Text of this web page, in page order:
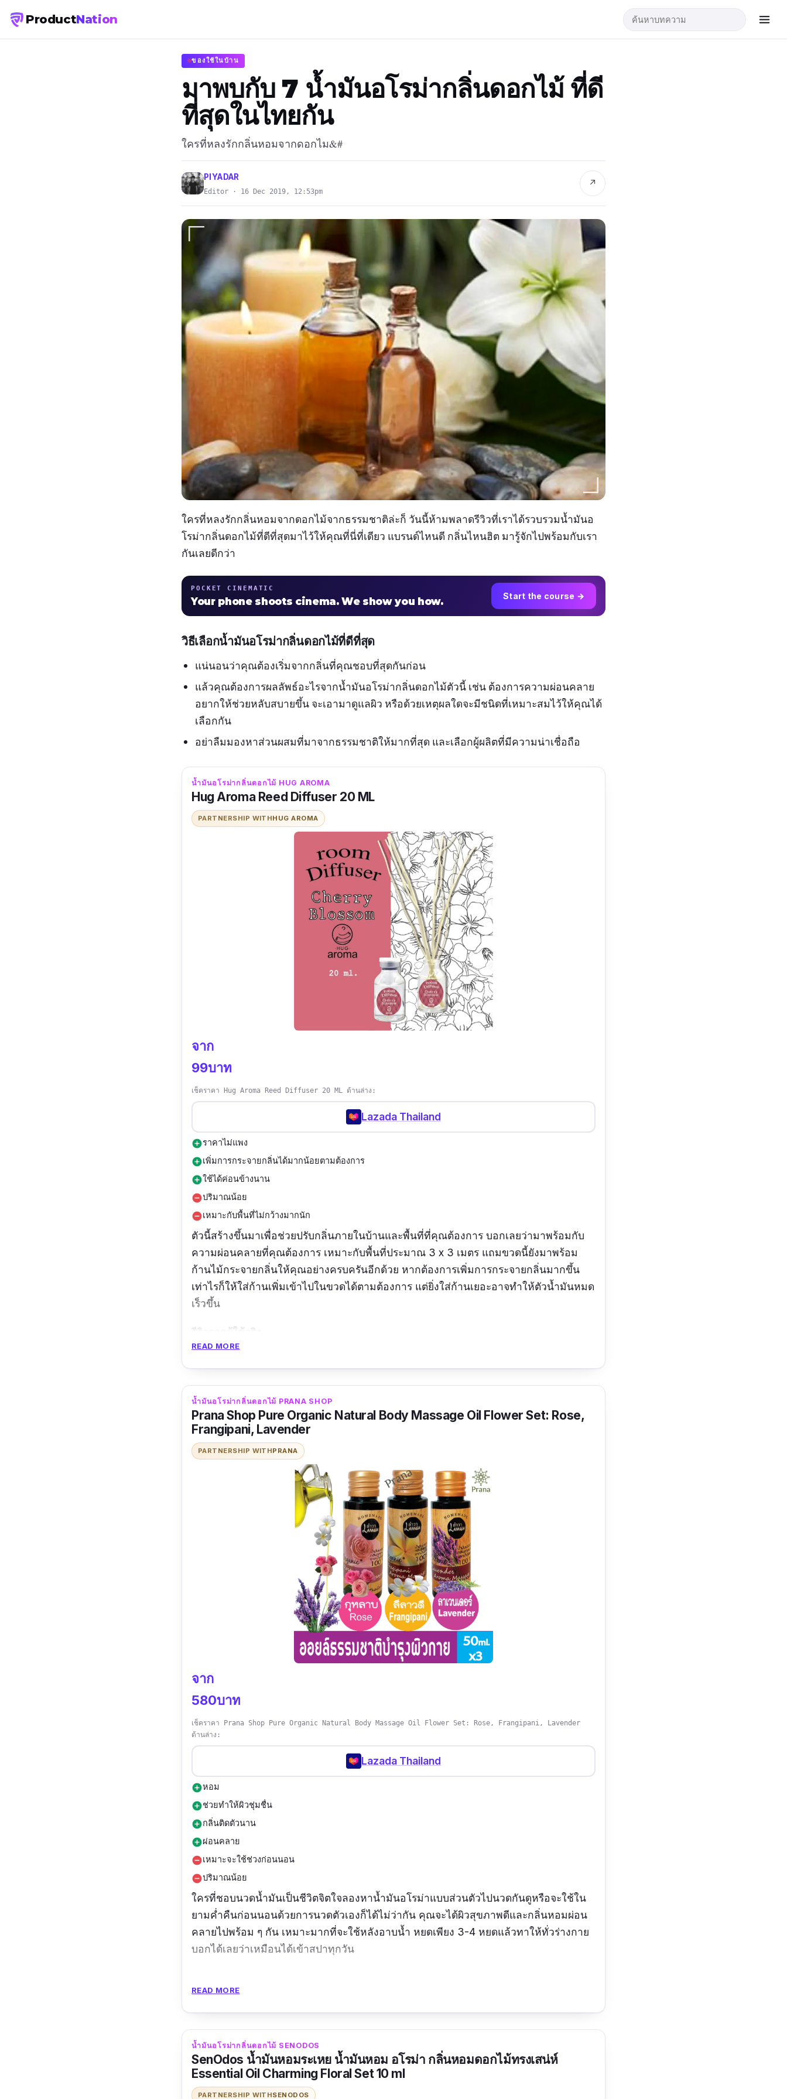
ProductNation
ของใช้ในบ้าน
มาพบกับ 7 น้ำมันอโรม่ากลิ่นดอกไม้ ที่ดี
ที่สุดในไทยกัน
ใครที่หลงรักกลิ่นหอมจากดอกไม&#
PIYADAR
Editor · 16 Dec 2019, 12:53pm
↗
ใครที่หลงรักกลิ่นหอมจากดอกไม้จากธรรมชาติล่ะก็ วันนี้ห้ามพลาดรีวิวที่เราได้รวบรวมน้ำมันอ
โรม่ากลิ่นดอกไม้ที่ดีที่สุดมาไว้ให้คุณที่นี่ที่เดียว แบรนด์ไหนดี กลิ่นไหนฮิต มารู้จักไปพร้อมกับเรา
กันเลยดีกว่า
POCKET CINEMATIC
Your phone shoots cinema. We show you how. Start the course →
วิธีเลือกน้ำมันอโรม่ากลิ่นดอกไม้ที่ดีที่สุด
แน่นอนว่าคุณต้องเริ่มจากกลิ่นที่คุณชอบที่สุดกันก่อน
แล้วคุณต้องการผลลัพธ์อะไรจากน้ำมันอโรม่ากลิ่นดอกไม้ตัวนี้ เช่น ต้องการความผ่อนคลาย
อยากให้ช่วยหลับสบายขึ้น จะเอามาดูแลผิว หรือด้วยเหตุผลใดจะมีชนิดที่เหมาะสมไว้ให้คุณได้
เลือกกัน
อย่าลืมมองหาส่วนผสมที่มาจากธรรมชาติให้มากที่สุด และเลือกผู้ผลิตที่มีความน่าเชื่อถือ
น้ำมันอโรม่ากลิ่นดอกไม้ HUG AROMA
Hug Aroma Reed Diffuser 20 ML
PARTNERSHIP WITHHUG AROMA
จาก
99บาท
เช็คราคา Hug Aroma Reed Diffuser 20 ML ด้านล่าง:
Lazada Thailand
add_circleราคาไม่แพง
add_circleเพิ่มการกระจายกลิ่นได้มากน้อยตามต้องการ
add_circleใช้ได้ค่อนข้างนาน
remove_circleปริมาณน้อย
remove_circleเหมาะกับพื้นที่ไม่กว้างมากนัก
ตัวนี้สร้างขึ้นมาเพื่อช่วยปรับกลิ่นภายในบ้านและพื้นที่ที่คุณต้องการ บอกเลยว่ามาพร้อมกับ
ความผ่อนคลายที่คุณต้องการ เหมาะกับพื้นที่ประมาณ 3 x 3 เมตร แถมขวดนี้ยังมาพร้อม
ก้านไม้กระจายกลิ่นให้คุณอย่างครบครันอีกด้วย หากต้องการเพิ่มการกระจายกลิ่นมากขึ้น
เท่าไรก็ให้ใส่ก้านเพิ่มเข้าไปในขวดได้ตามต้องการ แต่ยิ่งใส่ก้านเยอะอาจทำให้ตัวน้ำมันหมด
เร็วขึ้น
ราคาไม่แพง กลิ่นหอม และใช้ได้นานค่ะ
READ MORE
น้ำมันอโรม่ากลิ่นดอกไม้ PRANA SHOP
Prana Shop Pure Organic Natural Body Massage Oil Flower Set: Rose,
Frangipani, Lavender
PARTNERSHIP WITHPRANA
จาก
580บาท
เช็คราคา Prana Shop Pure Organic Natural Body Massage Oil Flower Set: Rose, Frangipani, Lavender
ด้านล่าง:
Lazada Thailand
add_circleหอม
add_circleช่วยทำให้ผิวชุ่มชื่น
add_circleกลิ่นติดตัวนาน
add_circleผ่อนคลาย
remove_circleเหมาะจะใช้ช่วงก่อนนอน
remove_circleปริมาณน้อย
ใครที่ชอบนวดน้ำมันเป็นชีวิตจิตใจลองหาน้ำมันอโรม่าแบบส่วนตัวไปนวดกันดูหรือจะใช้ใน
ยามค่ำคืนก่อนนอนด้วยการนวดตัวเองก็ได้ไม่ว่ากัน คุณจะได้ผิวสุขภาพดีและกลิ่นหอมผ่อน
คลายไปพร้อม ๆ กัน เหมาะมากที่จะใช้หลังอาบน้ำ หยดเพียง 3-4 หยดแล้วทาให้ทั่วร่างกาย
บอกได้เลยว่าเหมือนได้เข้าสปาทุกวัน
ใช้แล้วหอมผิวดีมากค่ะ
READ MORE
น้ำมันอโรม่ากลิ่นดอกไม้ SENODOS
SenOdos น้ำมันหอมระเหย น้ำมันหอม อโรม่า กลิ่นหอมดอกไม้ทรงเสน่ห์
Essential Oil Charming Floral Set 10 ml
PARTNERSHIP WITHSENODOS